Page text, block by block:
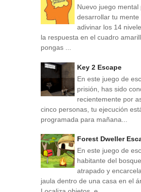
Nuevo juego mental
desarrollar tu mente
adivinar los 14
la respuesta en el cuadro
pongas ...
Key 2 Escape
En este juego de
prisión, has sido
recientemente por
cinco personas, tu ejecución
programada para mañana...
Forest Dweller
En este juego de
habitante del
atrapado y
jaula dentro de una casa en el